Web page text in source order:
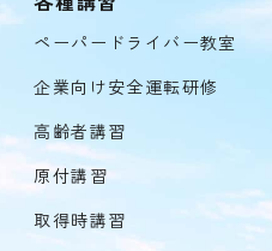
ペーパードライバー教室
企業向け安全運転研修
高齢者講習
原付講習
取得時講習